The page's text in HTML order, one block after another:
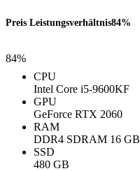
Preis Leistungsverhältnis84%
84%
CPU
Intel Core i5-9600KF
GPU
GeForce RTX 2060
RAM
DDR4 SDRAM 16 GB
SSD
480 GB